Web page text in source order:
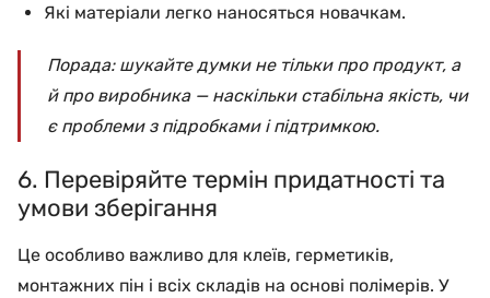
Які матеріали легко наносяться новачкам.
Порада: шукайте думки не тільки про продукт, а
й про виробника — наскільки стабільна якість, чи
є проблеми з підробками і підтримкою.
6. Перевіряйте термін придатності та
умови зберігання
Це особливо важливо для клеїв, герметиків,
монтажних пін і всіх складів на основі полімерів. У